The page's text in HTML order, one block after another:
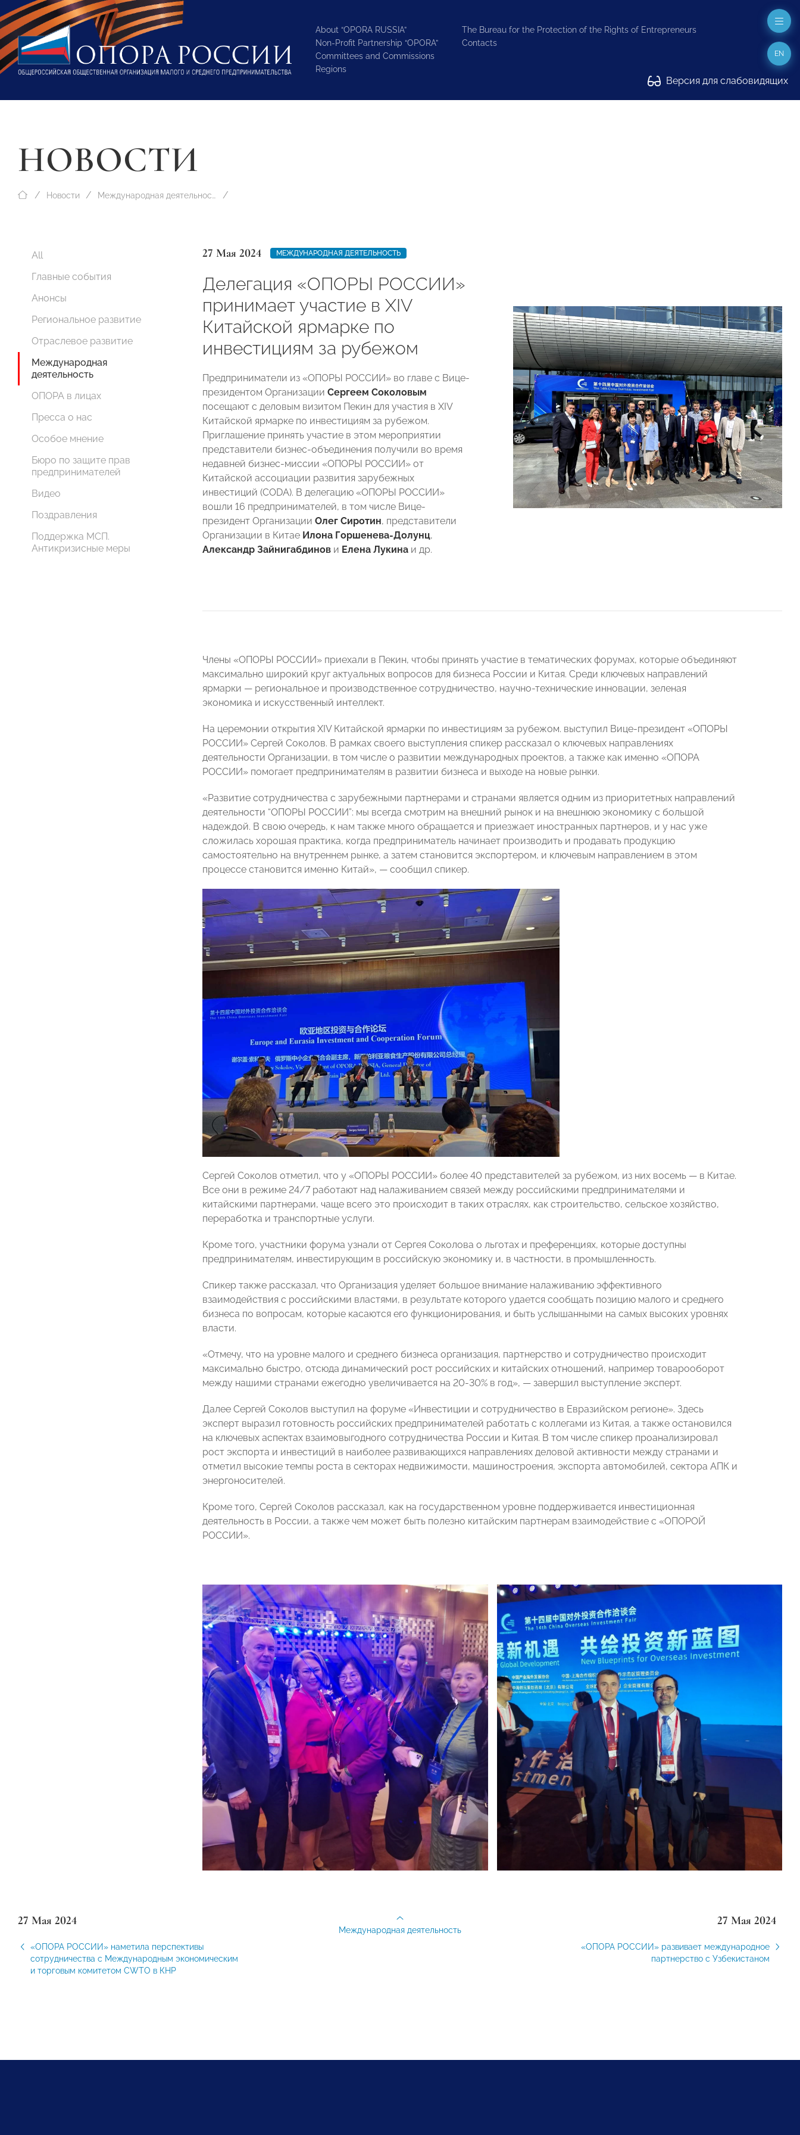
About “OPORA RUSSIA”
Non-Profit Partnership “OPORA”
Committees and Commissions
Regions
The Bureau for the Protection of the Rights of Entrepreneurs
Contacts
Версия для слабовидящих
EN
НОВОСТИ
Новости Международная деятельность
All
Главные события
Анонсы
Региональное развитие
Отраслевое развитие
Международная
деятельность
ОПОРА в лицах
Пресса о нас
Особое мнение
Бюро по защите прав
предпринимателей
Видео
Поздравления
Поддержка МСП.
Антикризисные меры
27 Мая 2024 МЕЖДУНАРОДНАЯ ДЕЯТЕЛЬНОСТЬ
Делегация «ОПОРЫ РОССИИ»
принимает участие в XIV
Китайской ярмарке по
инвестициям за рубежом
Предприниматели из «ОПОРЫ РОССИИ» во главе с Вице-
президентом Организации Сергеем Соколовым
посещают с деловым визитом Пекин для участия в XIV
Китайской ярмарке по инвестициям за рубежом.
Приглашение принять участие в этом мероприятии
представители бизнес-объединения получили во время
недавней бизнес-миссии «ОПОРЫ РОССИИ» от
Китайской ассоциации развития зарубежных
инвестиций (CODA). В делегацию «ОПОРЫ РОССИИ»
вошли 16 предпринимателей, в том числе Вице-
президент Организации Олег Сиротин, представители
Организации в Китае Илона Горшенева-Долунц,
Александр Зайнигабдинов и Елена Лукина и др.
Члены «ОПОРЫ РОССИИ» приехали в Пекин, чтобы принять участие в тематических форумах, которые объединяют
максимально широкий круг актуальных вопросов для бизнеса России и Китая. Среди ключевых направлений
ярмарки — региональное и производственное сотрудничество, научно-технические инновации, зеленая
экономика и искусственный интеллект.
На церемонии открытия XIV Китайской ярмарки по инвестициям за рубежом. выступил Вице-президент «ОПОРЫ
РОССИИ» Сергей Соколов. В рамках своего выступления спикер рассказал о ключевых направлениях
деятельности Организации, в том числе о развитии международных проектов, а также как именно «ОПОРА
РОССИИ» помогает предпринимателям в развитии бизнеса и выходе на новые рынки.
«Развитие сотрудничества с зарубежными партнерами и странами является одним из приоритетных направлений
деятельности “ОПОРЫ РОССИИ”: мы всегда смотрим на внешний рынок и на внешнюю экономику с большой
надеждой. В свою очередь, к нам также много обращается и приезжает иностранных партнеров, и у нас уже
сложилась хорошая практика, когда предприниматель начинает производить и продавать продукцию
самостоятельно на внутреннем рынке, а затем становится экспортером, и ключевым направлением в этом
процессе становится именно Китай», — сообщил спикер.
Сергей Соколов отметил, что у «ОПОРЫ РОССИИ» более 40 представителей за рубежом, из них восемь — в Китае.
Все они в режиме 24/7 работают над налаживанием связей между российскими предпринимателями и
китайскими партнерами, чаще всего это происходит в таких отраслях, как строительство, сельское хозяйство,
переработка и транспортные услуги.
Кроме того, участники форума узнали от Сергея Соколова о льготах и преференциях, которые доступны
предпринимателям, инвестирующим в российскую экономику и, в частности, в промышленность.
Спикер также рассказал, что Организация уделяет большое внимание налаживанию эффективного
взаимодействия с российскими властями, в результате которого удается сообщать позицию малого и среднего
бизнеса по вопросам, которые касаются его функционирования, и быть услышанными на самых высоких уровнях
власти.
«Отмечу, что на уровне малого и среднего бизнеса организация, партнерство и сотрудничество происходит
максимально быстро, отсюда динамический рост российских и китайских отношений, например товарооборот
между нашими странами ежегодно увеличивается на 20-30% в год», — завершил выступление эксперт.
Далее Сергей Соколов выступил на форуме «Инвестиции и сотрудничество в Евразийском регионе». Здесь
эксперт выразил готовность российских предпринимателей работать с коллегами из Китая, а также остановился
на ключевых аспектах взаимовыгодного сотрудничества России и Китая. В том числе спикер проанализировал
рост экспорта и инвестиций в наиболее развивающихся направлениях деловой активности между странами и
отметил высокие темпы роста в секторах недвижимости, машиностроения, экспорта автомобилей, сектора АПК и
энергоносителей.
Кроме того, Сергей Соколов рассказал, как на государственном уровне поддерживается инвестиционная
деятельность в России, а также чем может быть полезно китайским партнерам взаимодействие с «ОПОРОЙ
РОССИИ».
27 Мая 2024
«ОПОРА РОССИИ» наметила перспективы
сотрудничества с Международным экономическим
и торговым комитетом CWTO в КНР
27 Мая 2024
«ОПОРА РОССИИ» развивает международное
партнерство с Узбекистаном
Международная деятельность